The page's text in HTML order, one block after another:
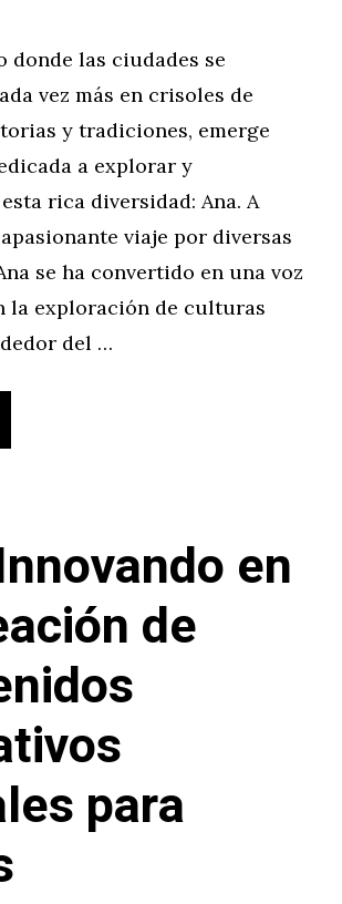
donde las ciudades se
vez más en crisoles de
y tradiciones, emerge
a explorar y
rica diversidad: Ana. A
viaje por diversas
se ha convertido en una voz
la exploración de culturas
del …
en
de
para